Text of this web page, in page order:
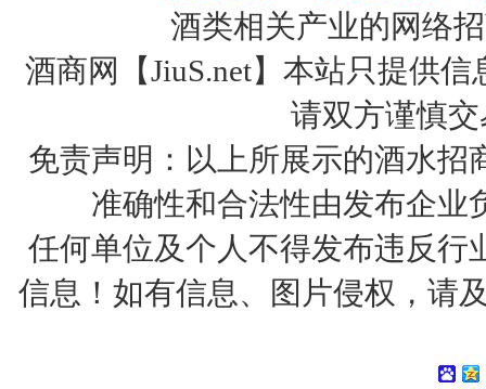
酒类相关产业的网络
酒商网【JiuS.net】本站只提供
请双方谨慎
免责声明：以上所展示的酒水
准确性和合法性由发布企业
任何单位及个人不得发布违反行
信息！如有信息、图片侵权，请